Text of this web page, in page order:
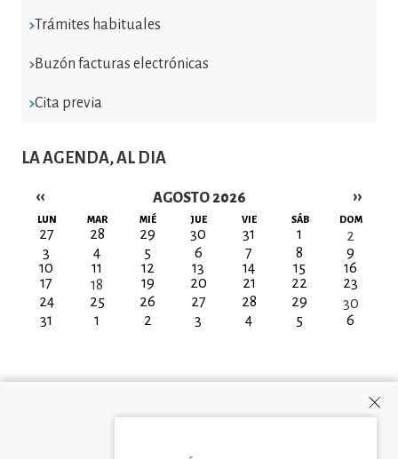
Trámites habituales
Buzón facturas electrónicas
Cita previa
LA AGENDA, AL DIA
AGOSTO 2026
Paginación
‹‹ ››
LUN MAR MIÉ JUE VIE SÁB DOM
27 28 29 30 31 1
2
3
4 5 6 7 8
9
10
11 12 13 14 15
16
17
18 19 20 21 22
23
24
25 26 27 28 29
30
31
1 2 3 4 5 6